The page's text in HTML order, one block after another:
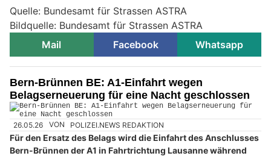
Quelle: Bundesamt für Strassen ASTRA
Bildquelle: Bundesamt für Strassen ASTRA
Mail
Facebook Whatsapp
Bern-Brünnen BE: A1-Einfahrt wegen
Belagserneuerung für eine Nacht geschlossen
26.05.26 VON POLIZEI.NEWS REDAKTION
Für den Ersatz des Belags wird die Einfahrt des Anschlusses
Bern-Brünnen der A1 in Fahrtrichtung Lausanne während